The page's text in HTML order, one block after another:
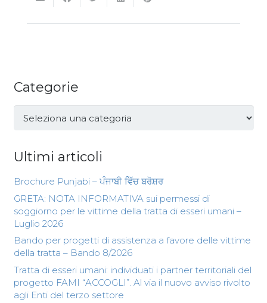
Categorie
Categorie
Ultimi articoli
Brochure Punjabi – ਪੰਜਾਬੀ ਵਿੱਚ ਬਰੋਸ਼ਰ
GRETA: NOTA INFORMATIVA sui permessi di
soggiorno per le vittime della tratta di esseri umani –
Luglio 2026
Bando per progetti di assistenza a favore delle vittime
della tratta – Bando 8/2026
Tratta di esseri umani: individuati i partner territoriali del
progetto FAMI “ACCOGLI”. Al via il nuovo avviso rivolto
agli Enti del terzo settore